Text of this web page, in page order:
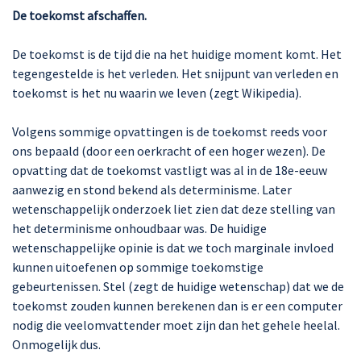
De toekomst afschaffen.
De toekomst is de tijd die na het huidige moment komt. Het
tegengestelde is het verleden. Het snijpunt van verleden en
toekomst is het nu waarin we leven (zegt Wikipedia).
Volgens sommige opvattingen is de toekomst reeds voor
ons bepaald (door een oerkracht of een hoger wezen). De
opvatting dat de toekomst vastligt was al in de 18e-eeuw
aanwezig en stond bekend als determinisme. Later
wetenschappelijk onderzoek liet zien dat deze stelling van
het determinisme onhoudbaar was. De huidige
wetenschappelijke opinie is dat we toch marginale invloed
kunnen uitoefenen op sommige toekomstige
gebeurtenissen. Stel (zegt de huidige wetenschap) dat we de
toekomst zouden kunnen berekenen dan is er een computer
nodig die veelomvattender moet zijn dan het gehele heelal.
Onmogelijk dus.